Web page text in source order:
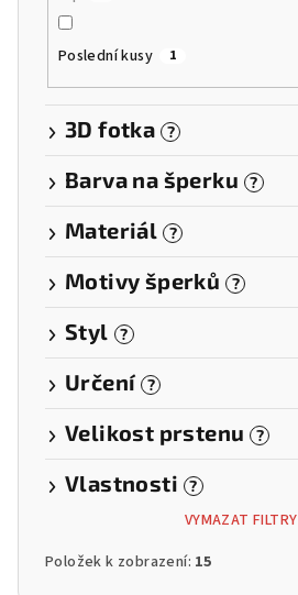
Poslední kusy 1
3D fotka ?
Barva na šperku ?
Materiál ?
Motivy šperků ?
Styl ?
Určení ?
Velikost prstenu ?
Vlastnosti ?
VYMAZAT FILTRY
Položek k zobrazení: 15